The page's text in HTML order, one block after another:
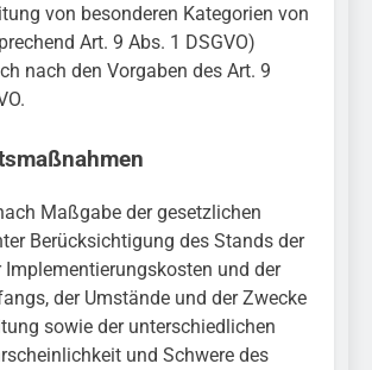
von besonderen Kategorien von
Art. 9 Abs. 1 DSGVO)
nach den Vorgaben des Art. 9
Maßgabe der gesetzlichen
Berücksichtigung des Stands der
Implementierungskosten und der
der Umstände und der Zwecke
sowie der unterschiedlichen
und Schwere des